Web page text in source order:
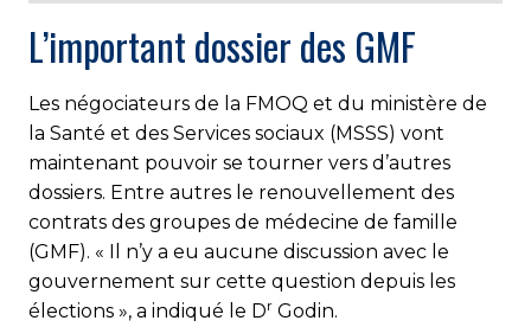
L’important dossier des GMF
Les négociateurs de la FMOQ et du ministère de
la Santé et des Services sociaux (MSSS) vont
maintenant pouvoir se tourner vers d’autres
dossiers. Entre autres le renouvellement des
contrats des groupes de médecine de famille
(GMF). « Il n’y a eu aucune discussion avec le
gouvernement sur cette question depuis les
élections », a indiqué le Dr Godin.